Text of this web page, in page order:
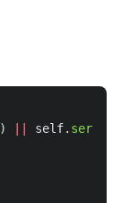
) self.